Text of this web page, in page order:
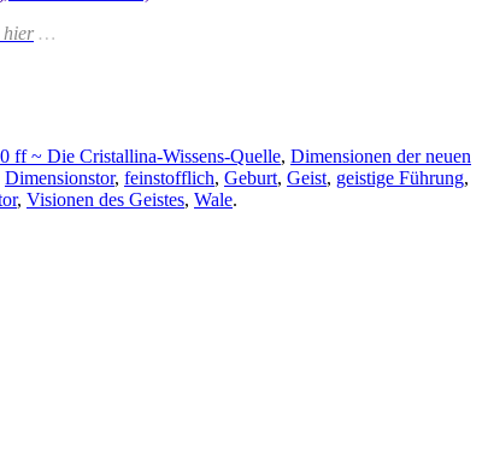
hier …
ff ~ Die Cristallina-Wissens-Quelle, Dimensionen der neuen
Dimensionstor, feinstofflich, Geburt, Geist, geistige Führung,
, Visionen des Geistes, Wale.